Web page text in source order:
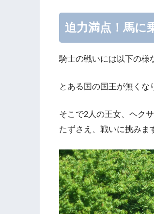
迫力満点！馬に
騎士の戦いには以下の様
とある国の国王が無くな
そこで2人の王女、ヘク
たずさえ、戦いに挑みま